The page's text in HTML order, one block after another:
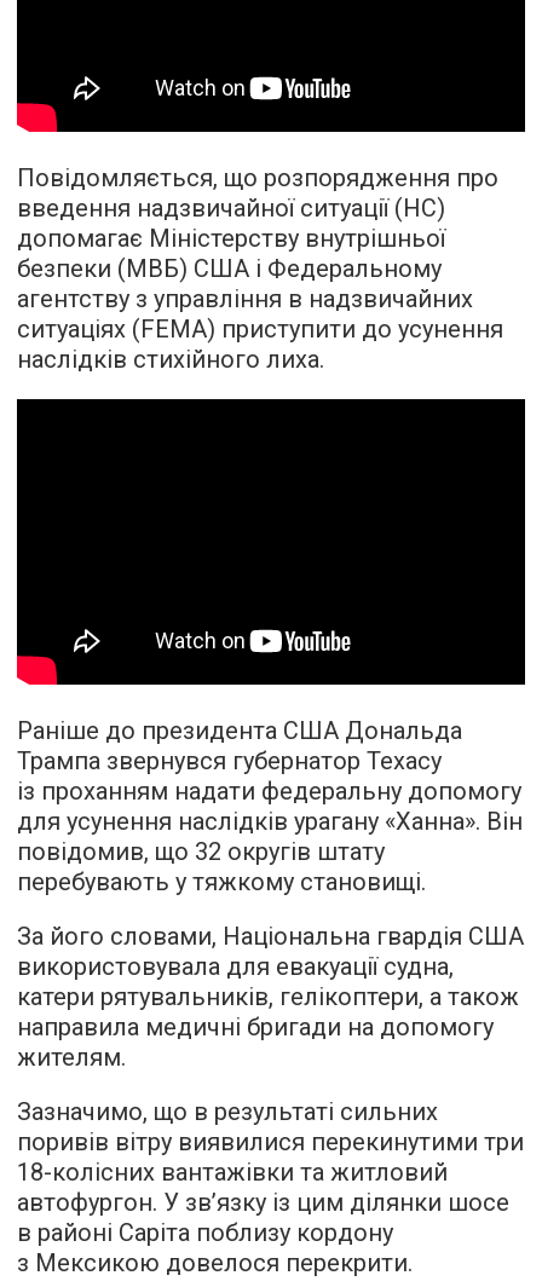
Повідомляється, що розпорядження про
введення надзвичайної ситуації (НС)
допомагає Міністерству внутрішньої
безпеки (МВБ) США і Федеральному
агентству з управління в надзвичайних
ситуаціях (FEMA) приступити до усунення
наслідків стихійного лиха.
Раніше до президента США Дональда
Трампа звернувся губернатор Техасу
із проханням надати федеральну допомогу
для усунення наслідків урагану «Ханна». Він
повідомив, що 32 округів штату
перебувають у тяжкому становищі.
За його словами, Національна гвардія США
використовувала для евакуації судна,
катери рятувальників, гелікоптери, а також
направила медичні бригади на допомогу
жителям.
Зазначимо, що в результаті сильних
поривів вітру виявилися перекинутими три
18-колісних вантажівки та житловий
автофургон. У зв’язку із цим ділянки шосе
в районі Саріта поблизу кордону
з Мексикою довелося перекрити.